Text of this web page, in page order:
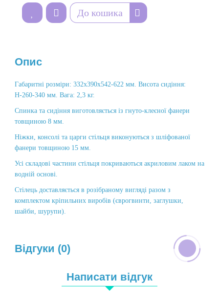
До кошика
Опис
Габаритні розміри: 332х390х542-622 мм. Висота сидіння:
Н-260-340 мм. Вага: 2,3 кг.
Спинка та сидіння виготовляється із гнуто-клеєної фанери
товщиною 8 мм.
Ніжки, консолі та царги стільця виконуються з шліфованої
фанери товщиною 15 мм.
Усі складові частини стільця покриваються акриловим лаком на
водній основі.
Стілець доставляється в розібраному вигляді разом з
комплектом кріпильних виробів (єврогвинти, заглушки,
шайби, шурупи).
Відгуки (0)
Написати відгук